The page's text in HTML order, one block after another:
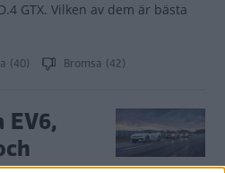
GTX. Vilken av dem är bästa
(40) Bromsa (42)
EV6,